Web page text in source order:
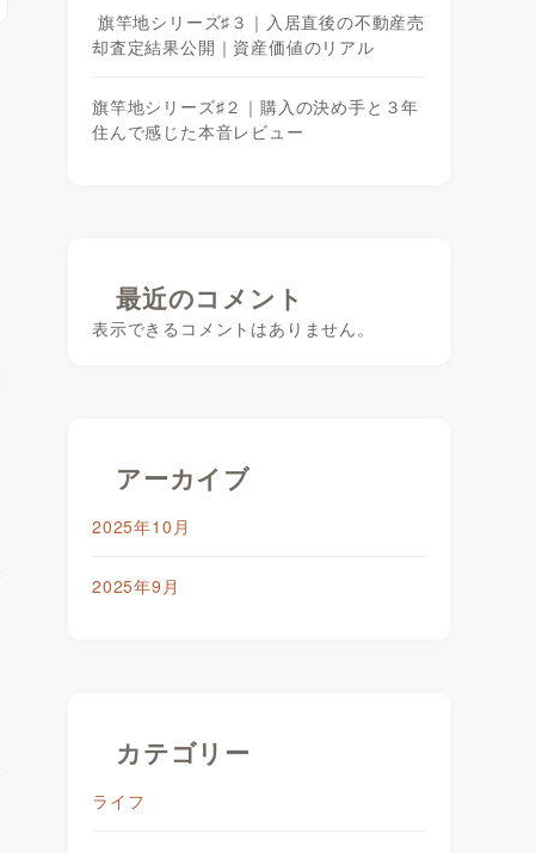
旗竿地シリーズ♯３｜入居直後の不動産売
却査定結果公開｜資産価値のリアル
旗竿地シリーズ♯２｜購入の決め手と３年
住んで感じた本音レビュー
最近のコメント
表示できるコメントはありません。
アーカイブ
2025年10月
2025年9月
カテゴリー
ライフ